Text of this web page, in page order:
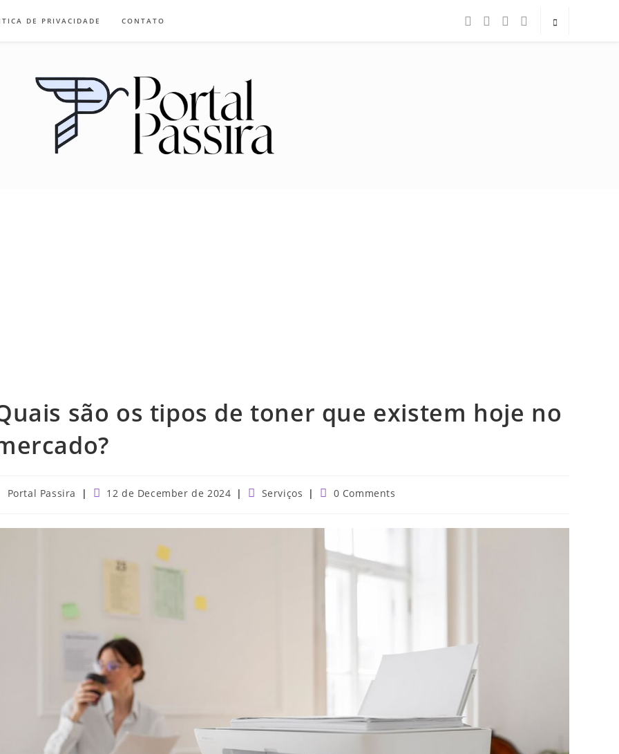
DE PRIVACIDADE CONTATO
são os tipos de toner que existem hoje no
Portal Passira
Post12 de December de 2024
PostServiços
Post0 Comments